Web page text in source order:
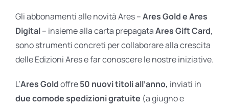
Gli abbonamenti alle novità Ares –Ares Gold e Ares
Digital– insieme alla carta prepagataAres Gift Card,
sono strumenti concreti per collaborare alla crescita
delle Edizioni Ares e far conoscere le nostre iniziative.
L’Ares Goldoffre50 nuovi titoli all’anno, inviati in
due comode spedizioni gratuite (a giugno e